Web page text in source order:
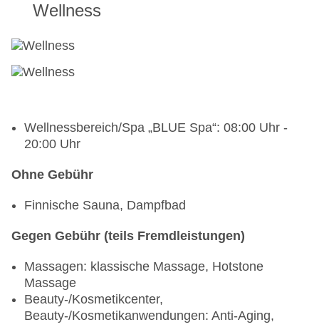
Wellness
Wellnessbereich/Spa „BLUE Spa“: 08:00 Uhr -
20:00 Uhr
Ohne Gebühr
Finnische Sauna, Dampfbad
Gegen Gebühr (teils Fremdleistungen)
Massagen: klassische Massage, Hotstone
Massage
Beauty-/Kosmetikcenter,
Beauty-/Kosmetikanwendungen: Anti-Aging,